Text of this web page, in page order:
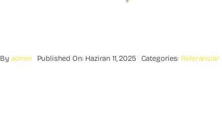
Byadmin Published On: Haziran 11, 2025 Categories: Referanslar